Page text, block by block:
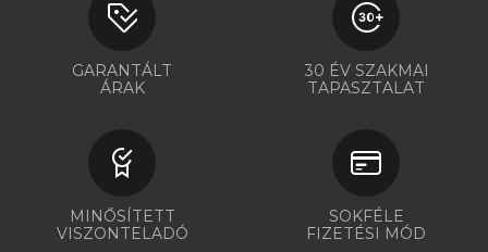
GARANTÁLT
ÁRAK
30 ÉV SZAKMAI
TAPASZTALAT
MINŐSÍTETT
VISZONTELADÓ
SOKFÉLE
FIZETÉSI MÓD